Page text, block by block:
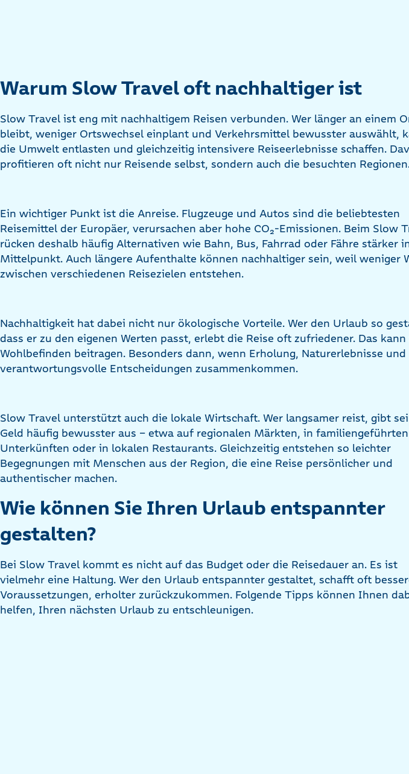
Warum Slow Travel oft nachhaltiger ist
Slow Travel ist eng mit nachhaltigem Reisen verbunden. Wer länger an einem
bleibt, weniger Ortswechsel einplant und Verkehrsmittel bewusster auswählt,
die Umwelt entlasten und gleichzeitig intensivere Reiseerlebnisse schaffen.
profitieren oft nicht nur Reisende selbst, sondern auch die besuchten
Ein wichtiger Punkt ist die Anreise. Flugzeuge und Autos sind die beliebtesten
Reisemittel der Europäer, verursachen aber hohe CO₂-Emissionen. Beim Slow
rücken deshalb häufig Alternativen wie Bahn, Bus, Fahrrad oder Fähre stärker
Mittelpunkt. Auch längere Aufenthalte können nachhaltiger sein, weil weniger
zwischen verschiedenen Reisezielen entstehen.
Nachhaltigkeit hat dabei nicht nur ökologische Vorteile. Wer den Urlaub so
dass er zu den eigenen Werten passt, erlebt die Reise oft zufriedener. Das kann
Wohlbefinden beitragen. Besonders dann, wenn Erholung, Naturerlebnisse und
verantwortungsvolle Entscheidungen zusammenkommen.
Slow Travel unterstützt auch die lokale Wirtschaft. Wer langsamer reist, gibt
Geld häufig bewusster aus – etwa auf regionalen Märkten, in familiengeführten
Unterkünften oder in lokalen Restaurants. Gleichzeitig entstehen so leichter
Begegnungen mit Menschen aus der Region, die eine Reise persönlicher und
authentischer machen.
Wie können Sie Ihren Urlaub entspannter
gestalten?
Bei Slow Travel kommt es nicht auf das Budget oder die Reisedauer an. Es ist
vielmehr eine Haltung. Wer den Urlaub entspannter gestaltet, schafft oft
Voraussetzungen, erholter zurückzukommen. Folgende Tipps können Ihnen
helfen, Ihren nächsten Urlaub zu entschleunigen.